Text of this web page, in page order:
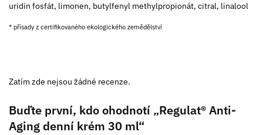
uridin fosfát, limonen, butylfenyl methylpropionát, citral, linalool
* přísady z certifikovaného ekologického zemědělství
Zatím zde nejsou žádné recenze.
Buďte první, kdo ohodnotí „Regulat® Anti-
Aging denní krém 30 ml“